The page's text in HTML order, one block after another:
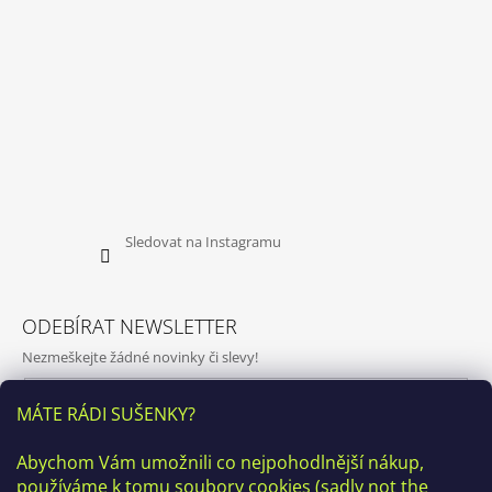
MÁTE RÁDI SUŠENKY?
Abychom Vám umožnili co nejpohodlnější nákup,
používáme k tomu soubory cookies (sadly not the
Sledovat na Instagramu
ODEBÍRAT NEWSLETTER
Nezmeškejte žádné novinky či slevy!
údajů